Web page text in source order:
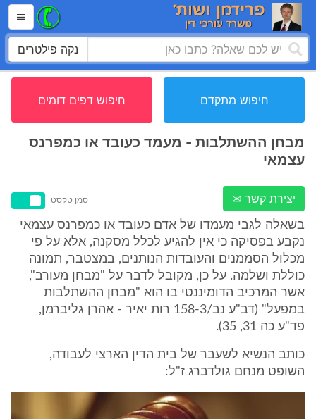
נקה פילטרים
חיפוש מתקדם חיפוש דפים דומים
מבחן ההשתלבות - מעמד כעובד או כמפרנס
עצמאי
יצירת קשר ✉ סמן טקסט
בשאלה לגבי מעמדו של אדם כעובד או כמפרנס עצמאי
נקבע בפסיקה כי אין להגיע לכלל מסקנה, אלא על פי
מכלול הסממנים והעובדות הנותנים, במצטבר, תמונה
כוללת ושלמה. על כן, מקובל לדבר על "מבחן מעורב",
אשר המרכיב הדומיננטי בו הוא "מבחן ההשתלבות
במפעל" (דב"ע נב/158-3 רות יאיר - אהרן גליברמן,
פד"ע כה 31, 35).
כותב הנשיא לשעבר של בית הדין הארצי לעבודה,
השופט מנחם גולדברג ז"ל: